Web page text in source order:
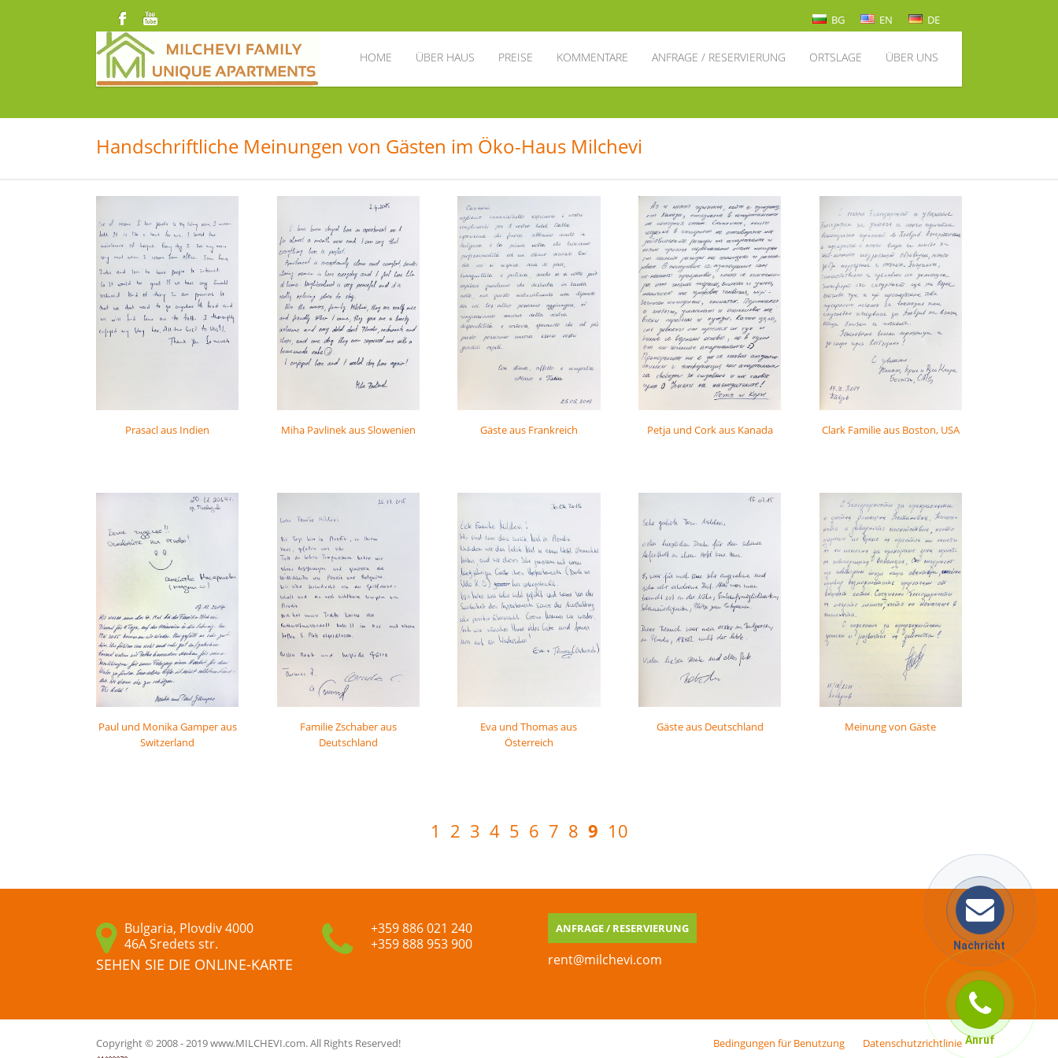
BG EN DE
HOME ÜBER HAUS PREISE KOMMENTARE ANFRAGE / RESERVIERUNG ORTSLAGE ÜBER UNS
Handschriftliche Meinungen von Gästen im Öko-Haus Milchevi
Prasacl aus Indien Miha Pavlinek aus Slowenien Gäste aus Frankreich Petja und Cork aus Kanada Clark Familie aus Boston, USA
Paul und Monika Gamper aus
Switzerland
Familie Zschaber aus
Deutschland
Eva und Thomas aus
Österreich
Gäste aus Deutschland Meinung von Gäste
1 2 3 4 5 6 7 8 9 10
Bulgaria, Plovdiv 4000
46A Sredets str.
SEHEN SIE DIE ONLINE-KARTE
+359 886 021 240
+359 888 953 900
ANFRAGE / RESERVIERUNG
rent@milchevi.com
Anruf
Nachricht
Bedingungen für Benutzung Datenschutzrichtlinie
Copyright © 2008 - 2019 www.MILCHEVI.com. All Rights Reserved!